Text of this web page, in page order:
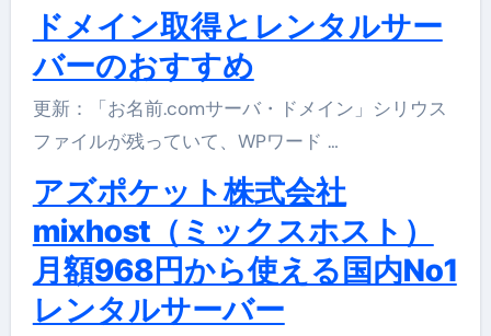
ドメイン取得とレンタルサー
バーのおすすめ
更新：「お名前.comサーバ・ドメイン」シリウス
ファイルが残っていて、WPワード …
アズポケット株式会社
mixhost（ミックスホスト）
月額968円から使える国内No1
レンタルサーバー